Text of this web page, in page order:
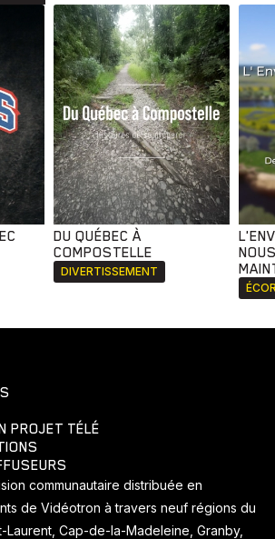
DU QUÉBEC À
COMPOSTELLE
DIVERTISSEMENT
PROJET TÉLÉ
communautaire distribuée en
de Vidéotron à travers neuf régions du
Laurent, Cap-de-la-Madeleine, Granby,